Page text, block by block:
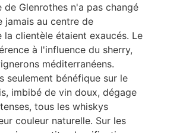
Glenrothes n'a pas changé
jamais au centre de
clientèle étaient exaucés. Le
à l'influence du sherry,
méditerranéens.
seulement bénéfique sur le
imbibé de vin doux, dégage
tous les whiskys
couleur naturelle. Sur les